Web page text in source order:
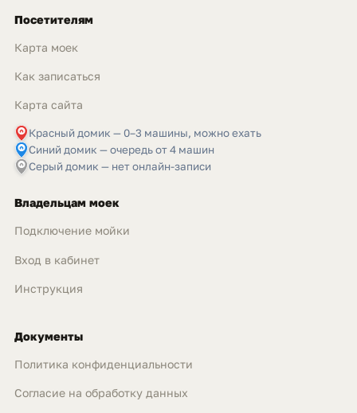
Посетителям
Карта моек
Как записаться
Карта сайта
Красный домик — 0–3 машины, можно ехать
Синий домик — очередь от 4 машин
Серый домик — нет онлайн-записи
Владельцам моек
Подключение мойки
Вход в кабинет
Инструкция
Документы
Политика конфиденциальности
Согласие на обработку данных